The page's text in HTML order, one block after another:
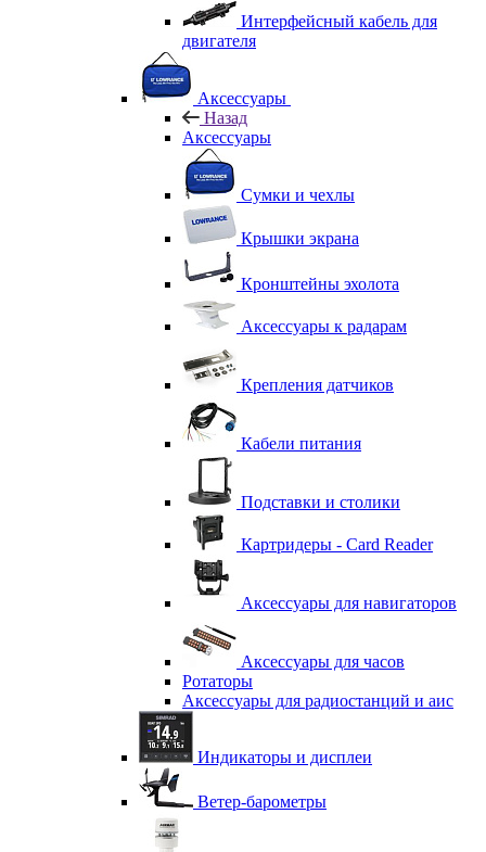
Интерфейсный кабель для
двигателя
Аксессуары
Назад
Аксессуары
Сумки и чехлы
Крышки экрана
Кронштейны эхолота
Аксессуары к радарам
Крепления датчиков
Кабели питания
Подставки и столики
Картридеры - Card Reader
Аксессуары для навигаторов
Аксессуары для часов
Ротаторы
Аксессуары для радиостанций и аис
Индикаторы и дисплеи
Ветер-барометры